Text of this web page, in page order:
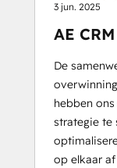
3 jun. 2025
AE
De
hebben
strategie te
op elkaar